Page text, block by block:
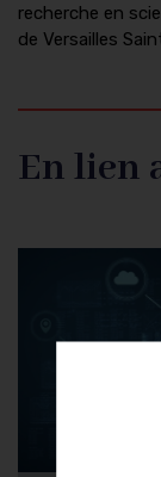
recherche en
de Versailles
En lien